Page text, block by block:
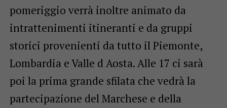
pomeriggio verrà inoltre animato da
intrattenimenti itineranti e da gruppi
storici provenienti da tutto il Piemonte,
Lombardia e Valle d Aosta. Alle 17 ci sarà
poi la prima grande sfilata che vedrà la
partecipazione del Marchese e della